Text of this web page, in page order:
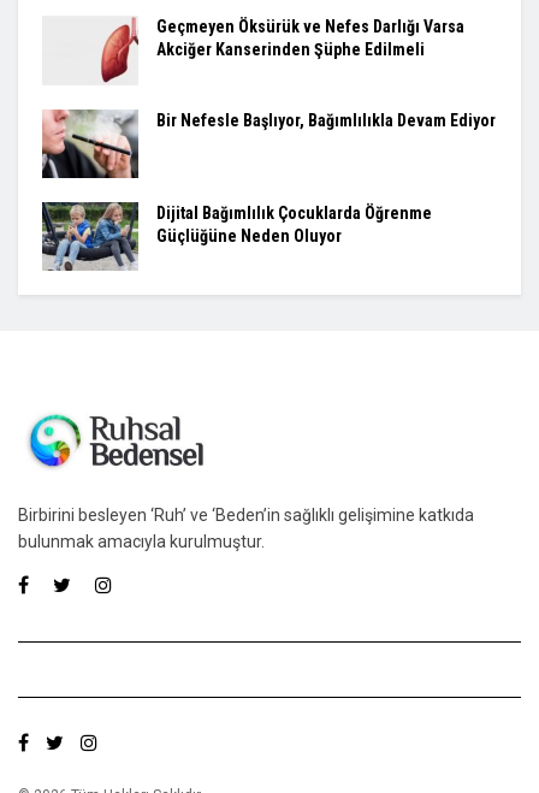
Geçmeyen Öksürük ve Nefes Darlığı Varsa
Akciğer Kanserinden Şüphe Edilmeli
Bir Nefesle Başlıyor, Bağımlılıkla Devam Ediyor
Dijital Bağımlılık Çocuklarda Öğrenme
Güçlüğüne Neden Oluyor
Birbirini besleyen ‘Ruh’ ve ‘Beden’in sağlıklı gelişimine katkıda
bulunmak amacıyla kurulmuştur.